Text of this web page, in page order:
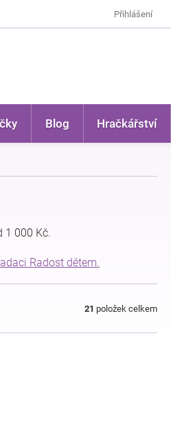
Přihlášení
Blog Hračkářství
1 000 Kč.
Radost dětem.
21 položek celkem